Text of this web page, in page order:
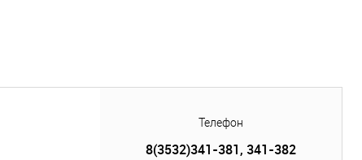
Телефон
8(3532)341-381, 341-382